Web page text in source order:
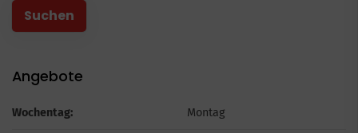
Angebote
Wochentag: Montag